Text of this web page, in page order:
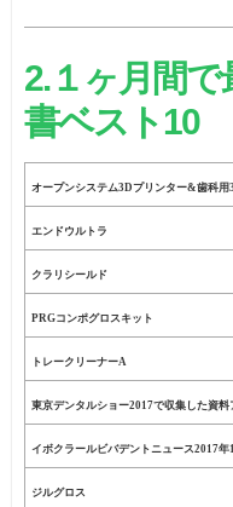
2.１ヶ月間
書ベスト10
オープンシステム3Dプリンター&歯科用
エンドウルトラ
クラリシールド
PRGコンポグロスキット
トレークリーナーA
東京デンタルショー2017で収集した資料
イボクラールビバデントニュース2017
ジルグロス